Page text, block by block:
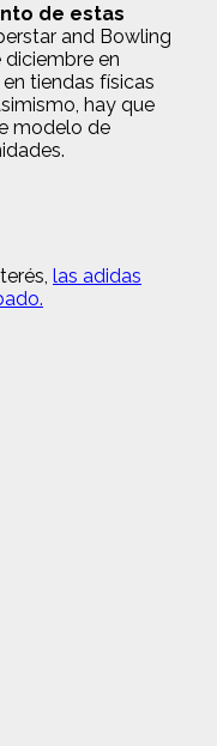
de estas
and Bowling
en
tiendas físicas
hay que
modelo de
las adidas